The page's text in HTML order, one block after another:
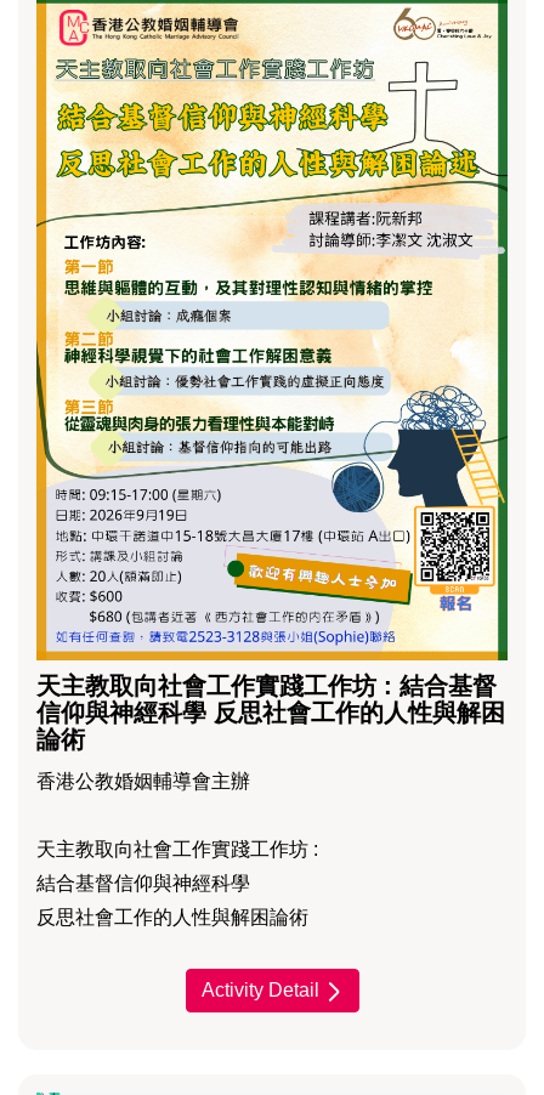
天主教取向社會工作實踐工作坊 : 結合基督
信仰與神經科學 反思社會工作的人性與解困
論術
香港公教婚姻輔導會主辦
天主教取向社會工作實踐工作坊 :
結合基督信仰與神經科學
反思社會工作的人性與解困論術
Activity Detail